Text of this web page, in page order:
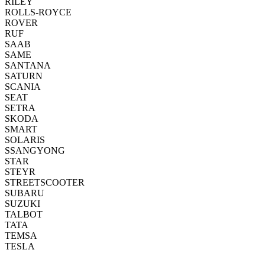
ROLLS-ROYCE
ROVER
RUF
SAAB
SAME
SANTANA
SATURN
SCANIA
SEAT
SETRA
SKODA
SMART
SOLARIS
SSANGYONG
STAR
STEYR
STREETSCOOTER
SUBARU
SUZUKI
TALBOT
TATA
TEMSA
TESLA